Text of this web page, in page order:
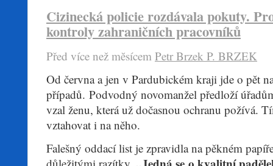
Cizinecká policie rozdávala pokuty.
kontroly zahraničních pracovníků
Před více než mĕsícem Petr Brzek P. BRZEK
​Od června a jen v Pardubickém kraji jde o pět
případů. Podvodný novomanžel předloží
vzal ženu, která už dočasnou ochranu požívá.
vztahovat i na něho.
Falešný oddací list je zpravidla na pěkném